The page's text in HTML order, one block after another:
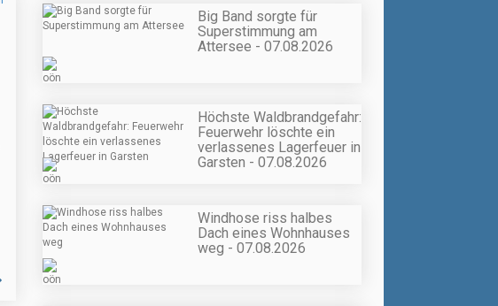
Big Band sorgte für
Superstimmung am
Attersee - 07.08.2026
Höchste Waldbrandgefahr:
Feuerwehr löschte ein
verlassenes Lagerfeuer in
Garsten - 07.08.2026
Windhose riss halbes
Dach eines Wohnhauses
weg - 07.08.2026